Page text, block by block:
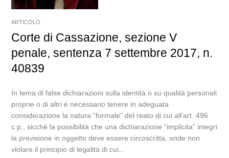
ARTICOLO
Corte di Cassazione, sezione V
penale, sentenza 7 settembre 2017, n.
40839
In tema di false dichiarazioni sulla identità o su qualità personali
proprie o di altri è necessario tenere in adeguata
considerazione la natura “formale” del reato di cui all’art. 496
c.p., sicché la possibilità che una dichiarazione “implicita” integri
la previsione in oggetto deve essere circoscritta, onde non
violare il principio di legalità di cui...